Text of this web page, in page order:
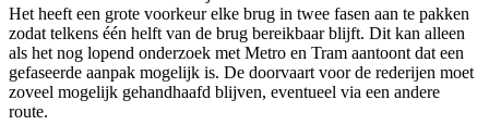
Het heeft een grote voorkeur elke brug in twee fasen aan te pakken
zodat telkens één helft van de brug bereikbaar blijft. Dit kan alleen
als het nog lopend onderzoek met Metro en Tram aantoont dat een
gefaseerde aanpak mogelijk is. De doorvaart voor de rederijen moet
zoveel mogelijk gehandhaafd blijven, eventueel via een andere
route.